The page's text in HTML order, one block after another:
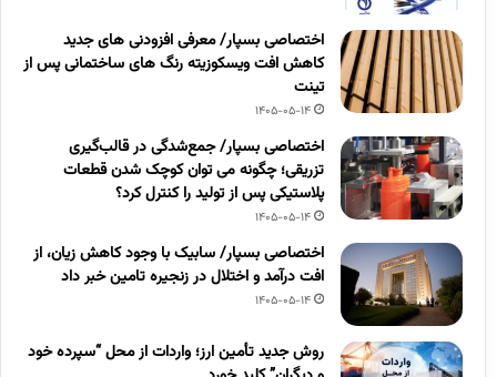
اختصاصی بسپار/ معرفی افزودنی های جدید
کاهش افت ویسکوزیته رنگ های ساختمانی پس از
تینت
1405-05-14
اختصاصی بسپار/ جمع‌شدگی در قالب‌گیری
تزریقی؛ چگونه می توان کوچک شدن قطعات
پلاستیکی پس از تولید را کنترل کرد؟
1405-05-14
اختصاصی بسپار/ سابیک با وجود کاهش زیان، از
افت درآمد و اختلال در زنجیره تامین خبر داد
1405-05-14
روش جدید تأمین ارز؛ واردات از محل “سپرده خود